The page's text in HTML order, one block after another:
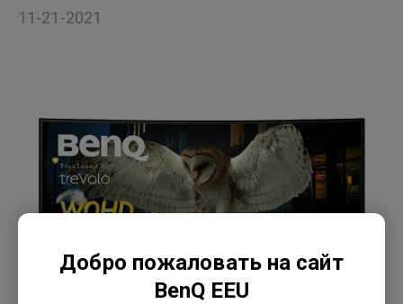
Добро пожаловать на сайт
BenQ EEU
11-21-2021